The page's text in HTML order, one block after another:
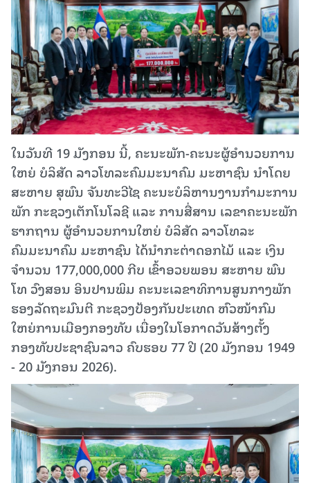
ໃນວັນທີ 19 ມັງກອນ ນີ້, ຄະນະພັກ-ຄະນະຜູ້ອຳນວຍການ
ໃຫຍ່ ບໍລິສັດ ລາວໂທລະຄົມມະນາຄົມ ມະຫາຊົນ ນຳໂດຍ
ສະຫາຍ ສຸພົນ ຈັນທະວີໄຊ ຄະນະບໍລິຫານງານກຳມະການ
ພັກ ກະຊວງເຕັກໂນໂລຊີ ແລະ ການສື່ສານ ເລຂາຄະນະພັກ
ຮາກຖານ ຜູ້ອຳນວຍການໃຫຍ່ ບໍລິສັດ ລາວໂທລະ
ຄົມມະນາຄົມ ມະຫາຊົນ ໄດ້ນຳກະຕ່າດອກໄມ້ ແລະ ເງິນ
ຈຳນວນ 177,000,000 ກີບ ເຂົ້າອວຍພອນ ສະຫາຍ ພົນ
ໂທ ວົງສອນ ອິນປານພິມ ຄະນະເລຂາທິການສູນກາງພັກ
ຮອງລັດຖະມົນຕີ ກະຊວງປ້ອງກັນປະເທດ ຫົວໜ້າກົມ
ໃຫຍ່ການເມືອງກອງທັບ ເນື່ອງໃນໂອກາດວັນສ້າງຕັ້ງ
ກອງທັບປະຊາຊົນລາວ ຄົບຮອບ 77 ປີ (20 ມັງກອນ 1949
- 20 ມັງກອນ 2026).